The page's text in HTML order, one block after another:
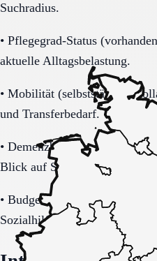
Suchradius.
• Pflegegrad-Status
aktuelle Alltagsbelastung.
• Mobilität (selbstständig,
und Transferbedarf.
• Demenzbezogene
Blick auf Sicherheitsaspekte.
• Budget-/
Sozialhilfe möglich).